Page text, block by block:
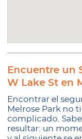
Encuentre un
W Lake St en
Encontrar el
Melrose Park no
complicado.
resultar: un